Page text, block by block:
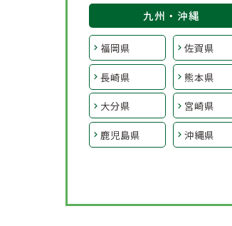
九州・沖縄
福岡県 佐賀県
長崎県 熊本県
大分県 宮崎県
鹿児島県 沖縄県